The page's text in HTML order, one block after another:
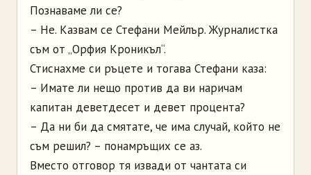
Познаваме ли се?
– Не. Казвам се Стефани Мейлър. Журналистка
съм от „Орфия Кроникъл“.
Стиснахме си ръцете и тогава Стефани каза:
– Имате ли нещо против да ви наричам
капитан деветдесет и девет процента?
– Да ни би да смятате, че има случай, който не
съм решил? – понамръщих се аз.
Вместо отговор тя извади от чантата си